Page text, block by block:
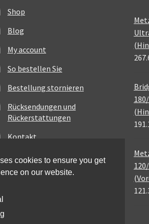
Shop
Blog
My account
So bestellen Sie
Bestellung stornieren
Rücksendungen und
Rückerstattungen
Kontakt
cookies to ensure you get
on our website.